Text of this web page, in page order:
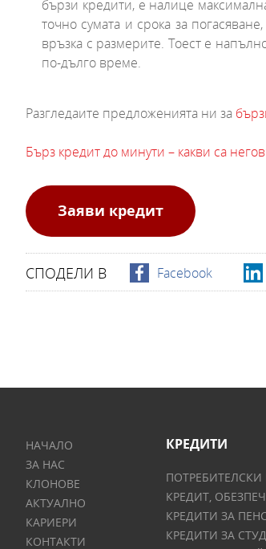
бързи кредити, е налице
точно сумата и срока за
връзка с размерите. Тоест е
по-дълго време.
Разгледаите предложенията ни за
Бърз кредит до минути – какви са
Заяви кредит
СПОДЕЛИ В Facebook
НАЧАЛО
ЗА НАС
КЛОНОВЕ
АКТУАЛНО
КАРИЕРИ
КОНТАКТИ
КРЕДИТИ
ПОТРЕБИТЕЛСКИ
КРЕДИТ,
КРЕДИТИ ЗА
КРЕДИТИ ЗА